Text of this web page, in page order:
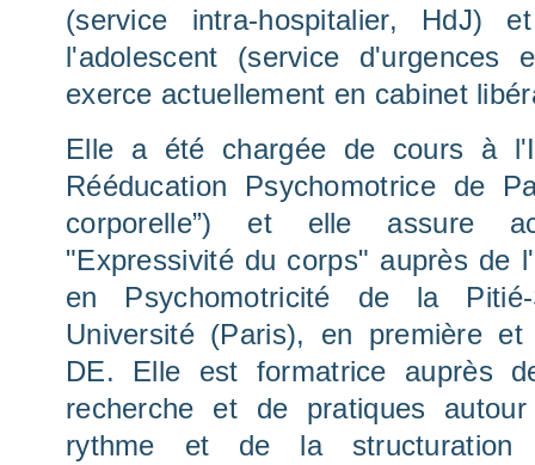
(service intra-hospitalier, HdJ)
l'adolescent (service d'urgences
exerce actuellement en cabinet
Elle a été chargée de cours à
Rééducation Psychomotrice de
corporelle”) et elle assure
"Expressivité du corps" auprès de
en Psychomotricité de la Pitié-
Université (Paris), en première
DE. Elle est formatrice auprès
recherche et de pratiques
rythme et de la structuration